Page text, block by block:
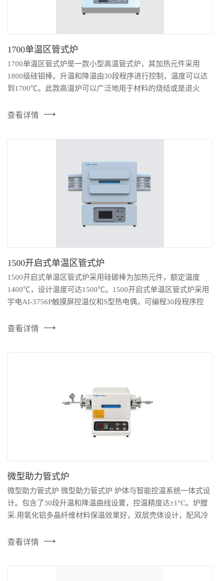
1700单温区管式炉
1700单温区管式炉是一款小型高温管式炉，其加热元件采用
1800级硅钼棒。升温和降温由30段程序进行控制，温度可以达
到1700℃。此款高温炉可以广泛地用于材料的烧结或是退火
≤60℃，炉膛采用高纯度氧化铝微晶纤维高温真空吸附成型。
业在可控多种气氛及真空状态下对金属，非金属及其它化合物
查看详情
1500开启式单温区管式炉
1500开启式单温区管式炉采用硅碳棒为加热元件，额定温度
1400℃，设计温度可达1500℃。1500开启式单温区管式炉采用
宇电AI-3756P触摸屏控温仪和S型热电偶，可编程30段程序控
环密封技术，可应用于真空或气氛下烧结、基片镀膜等实验环
减轻炉管负重，保证炉管使用寿命。 技术参数 ...
查看详情
微型助力管式炉
微型助力管式炉 微型助力管式炉 炉体与智能控温系统一体式设
计。包含了30段升温和降温曲线设置，控温精度达±1°C。炉膛
采.用氧化铝多晶纤维材料保温效果好，双层壳体设计，配风冷
高等院校、科研院所及工矿企业的气氛烧结、还原、真空退火
查看详情